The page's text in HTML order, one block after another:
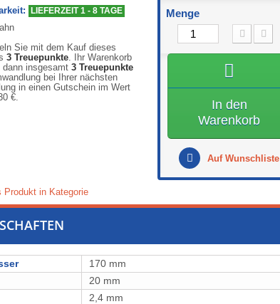
LIEFERZEIT 1 - 8 TAGE
Sie mit dem Kauf dieses
3 Treuepunkte. Ihr Warenkorb
dann insgesamt 3 Treuepunkte
bei Ihrer nächsten
in einen Gutschein im Wert
€.
Menge
In den
Warenkorb
Auf Wunschliste
Produkt in Kategorie
170 mm
20 mm
2,4 mm